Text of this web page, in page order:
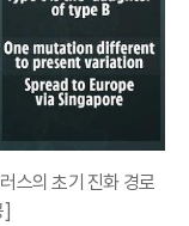
스의 초기 진화 경로
]